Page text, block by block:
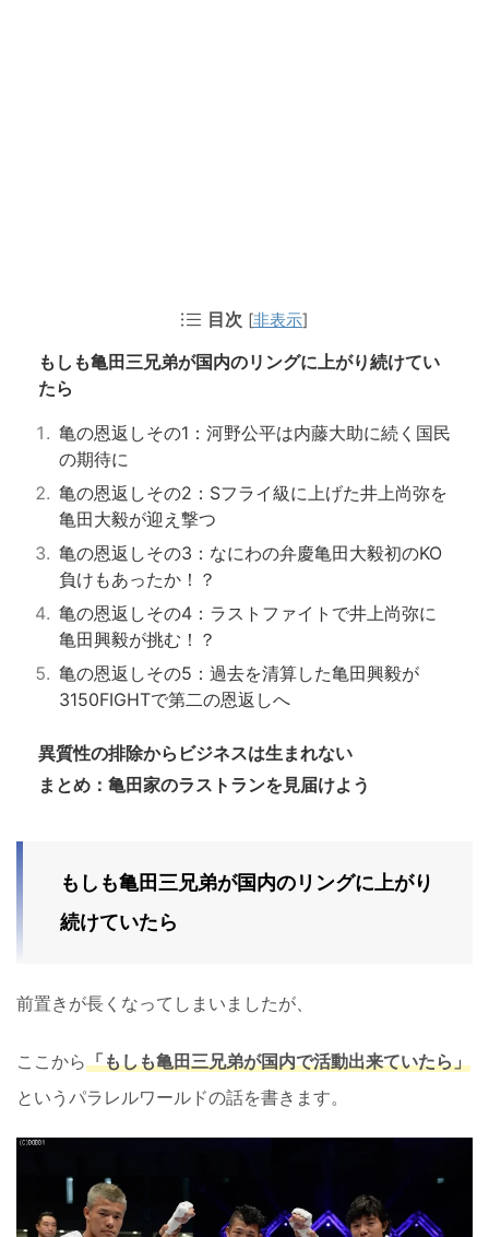
目次 [非表示]
もしも亀田三兄弟が国内のリングに上がり続けてい
たら
亀の恩返しその1：河野公平は内藤大助に続く国民
の期待に
亀の恩返しその2：Sフライ級に上げた井上尚弥を
亀田大毅が迎え撃つ
亀の恩返しその3：なにわの弁慶亀田大毅初のKO
負けもあったか！？
亀の恩返しその4：ラストファイトで井上尚弥に
亀田興毅が挑む！？
亀の恩返しその5：過去を清算した亀田興毅が
3150FIGHTで第二の恩返しへ
異質性の排除からビジネスは生まれない
まとめ：亀田家のラストランを見届けよう
もしも亀田三兄弟が国内のリングに上がり
続けていたら
前置きが長くなってしまいましたが、
ここから「もしも亀田三兄弟が国内で活動出来ていたら」
というパラレルワールドの話を書きます。